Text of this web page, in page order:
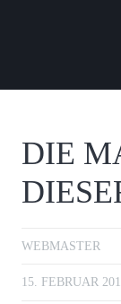
DIE
WEBMASTER
15. FEBRUAR